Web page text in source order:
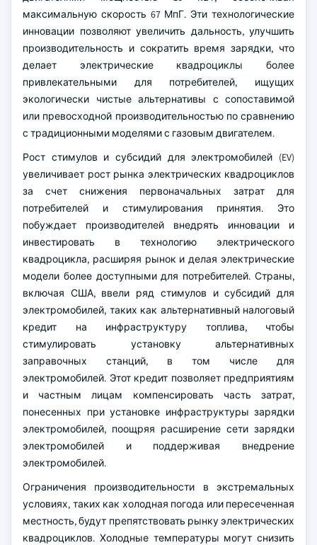
максимальную скорость 67 МпГ. Эти технологические
инновации позволяют увеличить дальность, улучшить
производительность и сократить время зарядки, что
делает электрические квадроциклы более
привлекательными для потребителей, ищущих
экологически чистые альтернативы с сопоставимой
или превосходной производительностью по сравнению
с традиционными моделями с газовым двигателем.
Рост стимулов и субсидий для электромобилей (EV)
увеличивает рост рынка электрических квадроциклов
за счет снижения первоначальных затрат для
потребителей и стимулирования принятия. Это
побуждает производителей внедрять инновации и
инвестировать в технологию электрического
квадроцикла, расширяя рынок и делая электрические
модели более доступными для потребителей. Страны,
включая США, ввели ряд стимулов и субсидий для
электромобилей, таких как альтернативный налоговый
кредит на инфраструктуру топлива, чтобы
стимулировать установку альтернативных
заправочных станций, в том числе для
электромобилей. Этот кредит позволяет предприятиям
и частным лицам компенсировать часть затрат,
понесенных при установке инфраструктуры зарядки
электромобилей, поощряя расширение сети зарядки
электромобилей и поддерживая внедрение
электромобилей.
Ограничения производительности в экстремальных
условиях, таких как холодная погода или пересеченная
местность, будут препятствовать рынку электрических
квадроциклов. Холодные температуры могут снизить